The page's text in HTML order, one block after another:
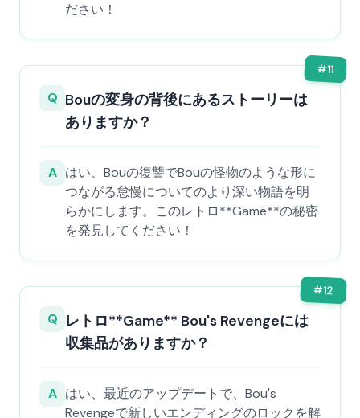
ださい！
#11
Q Bouの変身の背後にあるストーリーは
ありますか？
A はい、Bouの復讐でBouの怪物のような形に
つながる怠慢についてのより深い物語を明
らかにします。このレトロ**Game**の秘密
を発見してください！
#12
Q レトロ**Game** Bou's Revengeには
収集品がありますか？
A はい、最近のアップデートで、Bou's
Revengeで新しいエンディングのロックを解